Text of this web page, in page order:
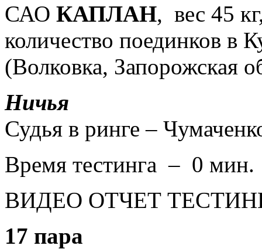
САО КАПЛАН, вес 45
количество поединков в
(Волковка, Запорожская
Ничья
Судья в ринге –
Время тестинга – 0
ВИДЕО ОТЧЕТ
17 пара